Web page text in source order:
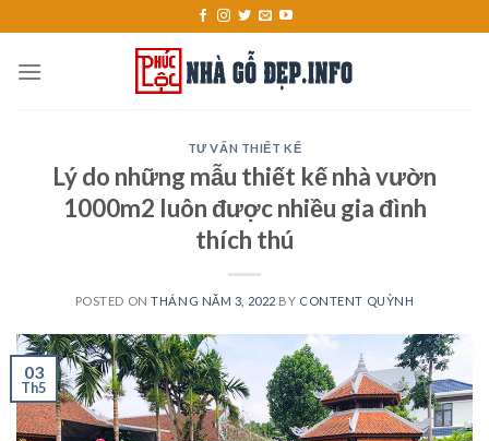
content
TƯ VẤN THIẾT KẾ
Lý do những mẫu thiết kế nhà vườn
1000m2 luôn được nhiều gia đình
thích thú
POSTED ONTHÁNG NĂM 3, 2022 BY CONTENT QUỲNH
03
Th5